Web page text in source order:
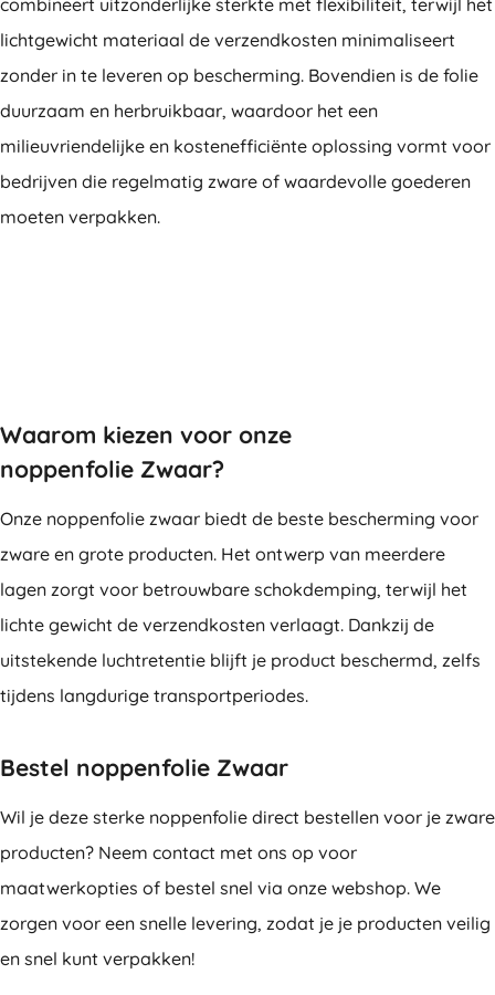
combineert uitzonderlijke sterkte met flexibiliteit, terwijl het
lichtgewicht materiaal de verzendkosten minimaliseert
zonder in te leveren op bescherming. Bovendien is de folie
duurzaam en herbruikbaar, waardoor het een
milieuvriendelijke en kostenefficiënte oplossing vormt voor
bedrijven die regelmatig zware of waardevolle goederen
moeten verpakken.
Waarom kiezen voor onze
noppenfolie Zwaar?
Onze noppenfolie zwaar biedt de beste bescherming voor
zware en grote producten. Het ontwerp van meerdere
lagen zorgt voor betrouwbare schokdemping, terwijl het
lichte gewicht de verzendkosten verlaagt. Dankzij de
uitstekende luchtretentie blijft je product beschermd, zelfs
tijdens langdurige transportperiodes.
Bestel noppenfolie Zwaar
Wil je deze sterke noppenfolie direct bestellen voor je zware
producten? Neem contact met ons op voor
maatwerkopties of bestel snel via onze webshop. We
zorgen voor een snelle levering, zodat je je producten veilig
en snel kunt verpakken!